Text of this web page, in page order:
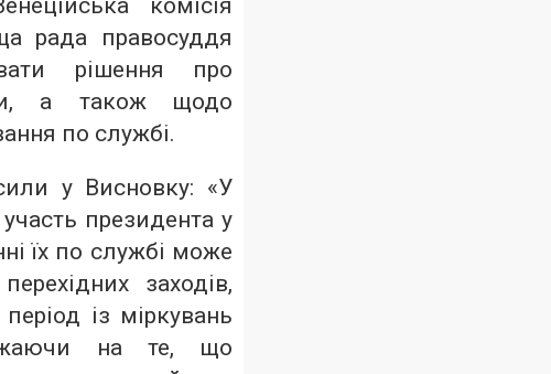
комісія
рада правосуддя
рішення про
а також щодо
по службі.
у Висновку: «У
участь президента у
їх по службі може
заходів,
із міркувань
на те, що